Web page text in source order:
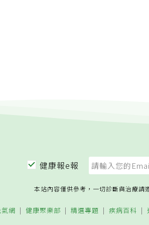
健康報e報
本站內容僅供參考，一切診斷與治療請
網 健康聚樂部 精選專題 疾病百科